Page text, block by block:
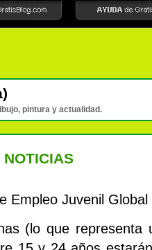
pintura y actualidad.
Empleo Juvenil Global
(lo que representa